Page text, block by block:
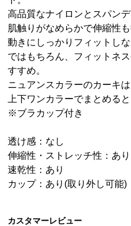
高品質なナイロンとスパン
肌触りがなめらかで伸縮性も
動きにしっかりフィットし
ではもちろん、フィットネ
すすめ。
ニュアンスカラーのカーキ
上下ワンカラーでまとめる
※ブラカップ付き
透け感：なし
伸縮性・ストレッチ性：あり
速乾性：あり
カップ：あり(取り外し可能)
カスタマーレビュー